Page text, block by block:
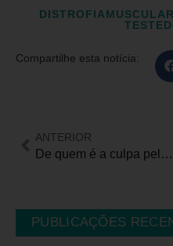
Compartilhe esta notícia:
ANTERIOR
De quem é a culpa pela demora das análises de pedidos de benefícios no INSS?
PUBLICAÇÕES